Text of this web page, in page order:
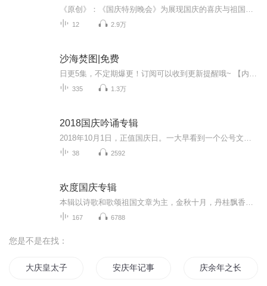
12 2.9万
沙海焚图|免费
335 1.3万
2018国庆吟诵专辑
38 2592
欢度国庆专辑
167 6788
您是不是在找：
大庆皇太子 安庆年记事 庆余年之长歌行